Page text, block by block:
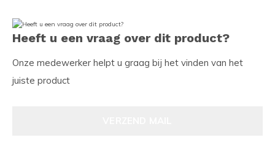
Heeft u een vraag over dit product?
Onze medewerker helpt u graag bij het vinden van het
juiste product